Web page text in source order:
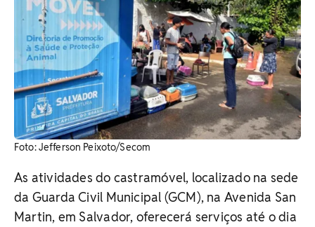
Foto: Jefferson Peixoto/Secom
As atividades do castramóvel, localizado na sede
da Guarda Civil Municipal (GCM), na Avenida San
Martin, em Salvador, oferecerá serviços até o dia